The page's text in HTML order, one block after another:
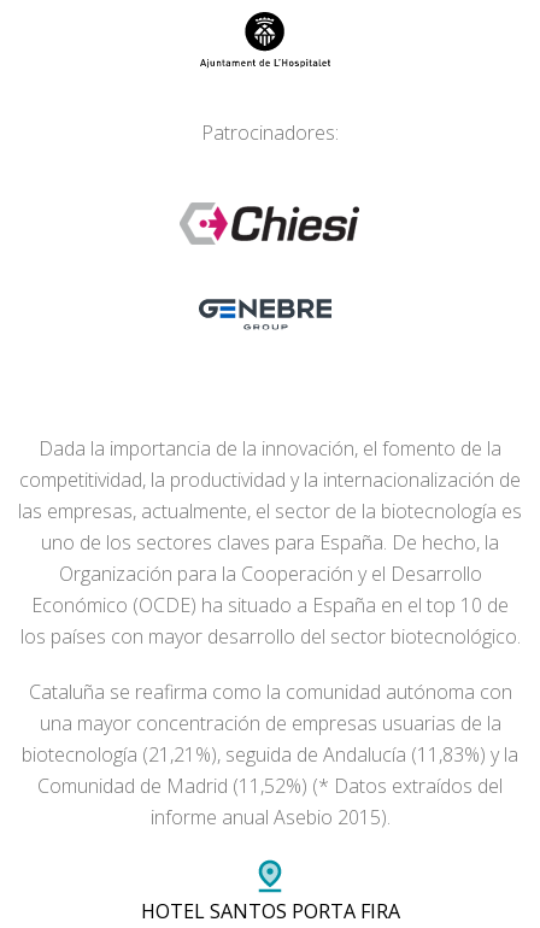
Patrocinadores:
Dada la importancia de la innovación, el fomento de la
competitividad, la productividad y la internacionalización de
las empresas, actualmente, el sector de la biotecnología es
uno de los sectores claves para España. De hecho, la
Organización para la Cooperación y el Desarrollo
Económico (OCDE) ha situado a España en el top 10 de
los países con mayor desarrollo del sector biotecnológico.
Cataluña se reafirma como la comunidad autónoma con
una mayor concentración de empresas usuarias de la
biotecnología (21,21%), seguida de Andalucía (11,83%) y la
Comunidad de Madrid (11,52%) (* Datos extraídos del
informe anual Asebio 2015).
HOTEL SANTOS PORTA FIRA